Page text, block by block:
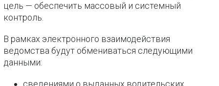
цель — обеспечить массовый и системный
контроль.
В рамках электронного взаимодействия
ведомства будут обмениваться следующими
данными:
сведениями о выданных водительских